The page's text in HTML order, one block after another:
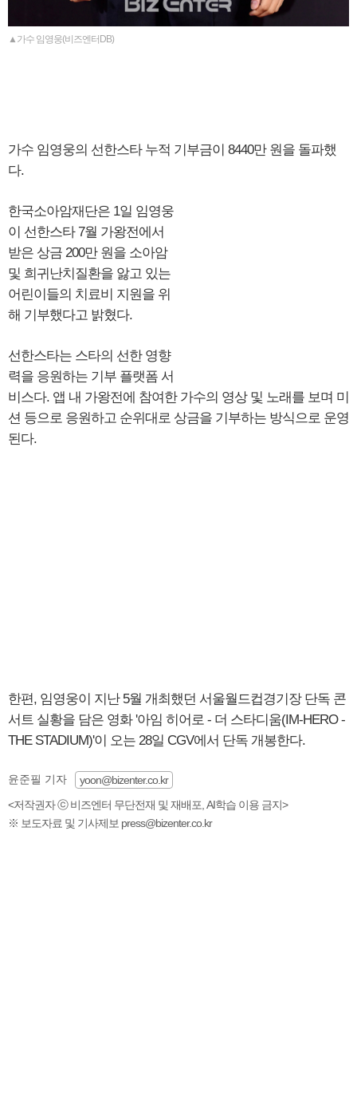
▲가수 임영웅(비즈엔터DB)
가수 임영웅의 선한스타 누적 기부금이 8440만 원을 돌파했
다.
한국소아암재단은 1일 임영웅
이 선한스타 7월 가왕전에서
받은 상금 200만 원을 소아암
및 희귀난치질환을 앓고 있는
어린이들의 치료비 지원을 위
해 기부했다고 밝혔다.
선한스타는 스타의 선한 영향
력을 응원하는 기부 플랫폼 서
비스다. 앱 내 가왕전에 참여한 가수의 영상 및 노래를 보며 미
션 등으로 응원하고 순위대로 상금을 기부하는 방식으로 운영
된다.
한편, 임영웅이 지난 5월 개최했던 서울월드컵경기장 단독 콘
서트 실황을 담은 영화 '아임 히어로 - 더 스타디움(IM-HERO -
THE STADIUM)'이 오는 28일 CGV에서 단독 개봉한다.
윤준필 기자
yoon@bizenter.co.kr
<저작권자 ⓒ 비즈엔터 무단전재 및 재배포, AI학습 이용 금지>
※ 보도자료 및 기사제보 press@bizenter.co.kr